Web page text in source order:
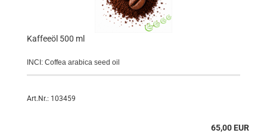
Kaffeeöl 500 ml
INCI: Coffea arabica seed oil
Art.Nr.: 103459
65,00 EUR